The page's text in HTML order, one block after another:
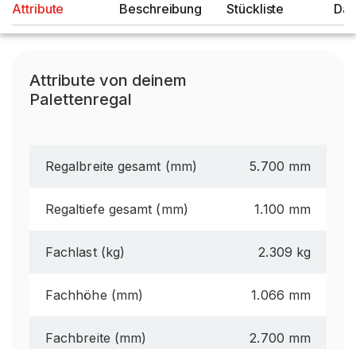
Attribute Beschreibung Stückliste
Attribute von deinem
Palettenregal
Regalbreite gesamt (mm) 5.700 mm
Regaltiefe gesamt (mm) 1.100 mm
Fachlast (kg) 2.309 kg
Fachhöhe (mm) 1.066 mm
Fachbreite (mm) 2.700 mm